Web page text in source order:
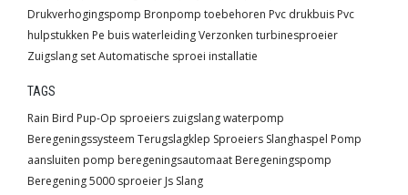
Drukverhogingspomp Bronpomp toebehoren Pvc drukbuis Pvc
hulpstukken Pe buis waterleidingVerzonken turbinesproeier
Zuigslang setAutomatische sproei installatie
TAGS
Rain Bird Pup-Op sproeiers zuigslangwaterpomp
Beregeningssysteem Terugslagklep Sproeiers Slanghaspel Pomp
aansluiten pomp beregeningsautomaat Beregeningspomp
Beregening5000 sproeier Js Slang